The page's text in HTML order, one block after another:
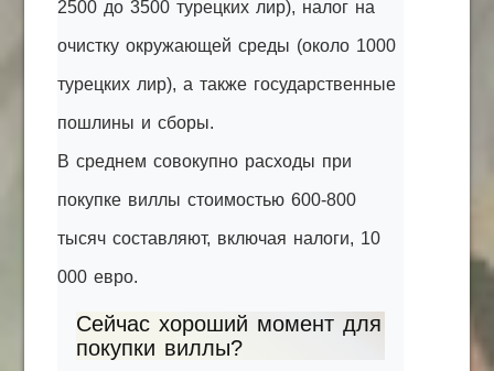
2500 до 3500 турецких лир), налог на
очистку окружающей среды (около 1000
турецких лир), а также государственные
пошлины и сборы.
В среднем совокупно расходы при
покупке виллы стоимостью 600-800
тысяч составляют, включая налоги, 10
000 евро.
Сейчас хороший момент для
покупки виллы?